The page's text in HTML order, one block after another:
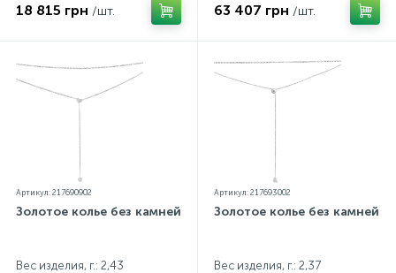
18 815 грн /шт. 63 407 грн /шт.
Артикул: 217690902
Золотое колье без камней
Вес изделия, г.: 2,43
Артикул: 217693002
Золотое колье без камней
Вес изделия, г.: 2,37